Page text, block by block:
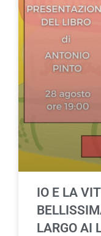
IO E LA
LARGO AI